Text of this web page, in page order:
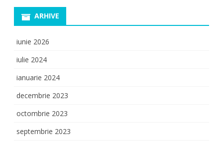
ARHIVE
iunie 2026
iulie 2024
ianuarie 2024
decembrie 2023
octombrie 2023
septembrie 2023